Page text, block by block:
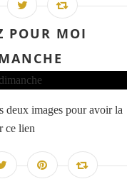
POUR MOI
deux images pour avoir la
ce lien